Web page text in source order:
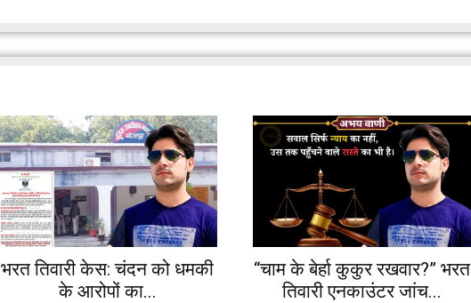
भरत तिवारी केस: चंदन को धमकी
के आरोपों का...
“चाम के बेर्हा कुकुर रखवार?” भरत
तिवारी एनकाउंटर जांच...